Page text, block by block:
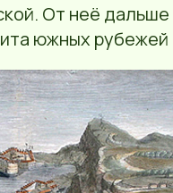
От неё
южных рубежей